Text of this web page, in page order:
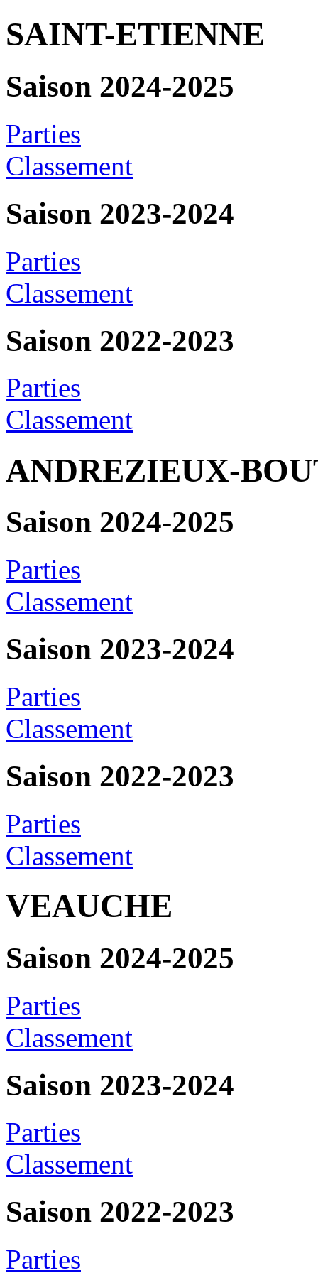
SAINT-ETIENNE
Saison 2024-2025
Parties
Classement
Saison 2023-2024
Parties
Classement
Saison 2022-2023
Parties
Classement
ANDREZIEUX-
Saison 2024-2025
Parties
Classement
Saison 2023-2024
Parties
Classement
Saison 2022-2023
Parties
Classement
VEAUCHE
Saison 2024-2025
Parties
Classement
Saison 2023-2024
Parties
Classement
Saison 2022-2023
Parties